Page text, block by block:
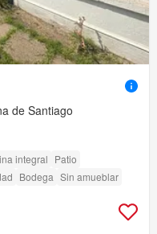
de Santiago
integral Patio
Bodega Sin amueblar